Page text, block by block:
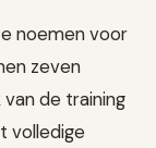
noemen voor
zeven
de training
volledige